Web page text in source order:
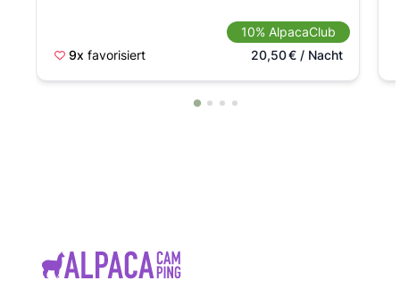
9x favorisiert
10% AlpacaClub
20,50€/ Nacht